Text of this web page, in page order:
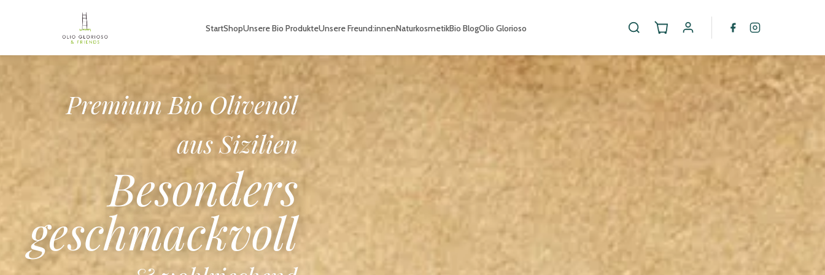
StartShopUnsere Bio ProdukteUnsere Freund:innenNaturkosmetikBio BlogOlio Glorioso
Premium Bio
Sizilianische
Tomatensauce
Aus sonnengereiften